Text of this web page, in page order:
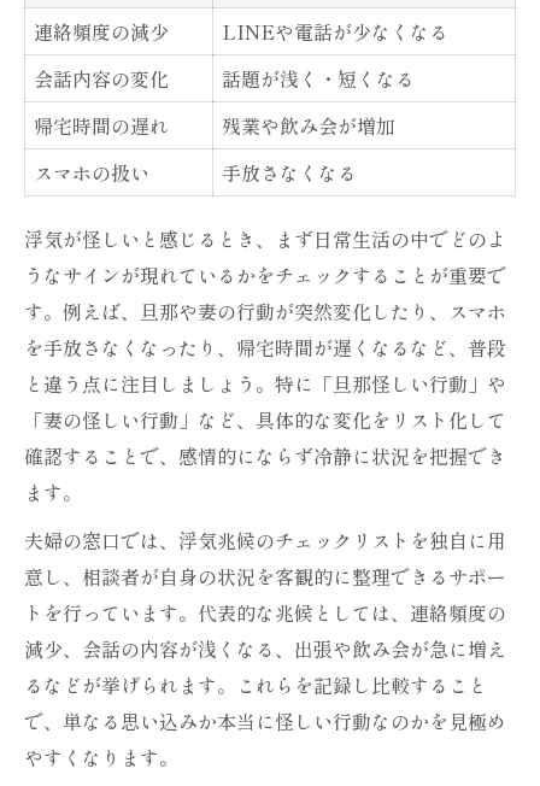
連絡頻度の減少
LINEや電話が少なくなる
会話内容の変化
話題が浅く・短くなる
帰宅時間の遅れ
残業や飲み会が増加
スマホの扱い
手放さなくなる
浮気が怪しいと感じるとき、まず日常生活の中でどのよ
うなサインが現れているかをチェックすることが重要で
す。例えば、旦那や妻の行動が突然変化したり、スマホ
を手放さなくなったり、帰宅時間が遅くなるなど、普段
と違う点に注目しましょう。特に「旦那怪しい行動」や
「妻の怪しい行動」など、具体的な変化をリスト化して
確認することで、感情的にならず冷静に状況を把握でき
ます。
夫婦の窓口では、浮気兆候のチェックリストを独自に用
意し、相談者が自身の状況を客観的に整理できるサポー
トを行っています。代表的な兆候としては、連絡頻度の
減少、会話の内容が浅くなる、出張や飲み会が急に増え
るなどが挙げられます。これらを記録し比較すること
で、単なる思い込みか本当に怪しい行動なのかを見極め
やすくなります。